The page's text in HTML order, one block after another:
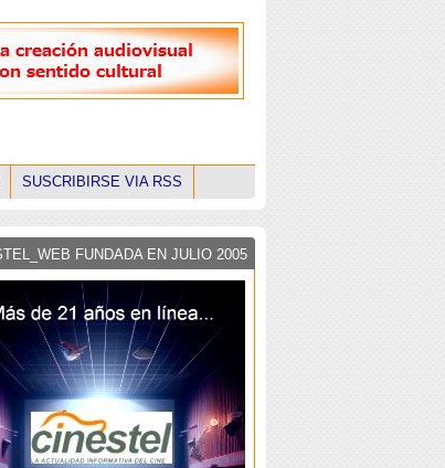
SUSCRIBIRSE VIA RSS
FUNDADA EN JULIO 2005